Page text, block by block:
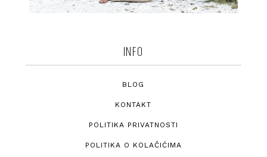
INFO
BLOG
KONTAKT
POLITIKA PRIVATNOSTI
POLITIKA O KOLAČIĆIMA